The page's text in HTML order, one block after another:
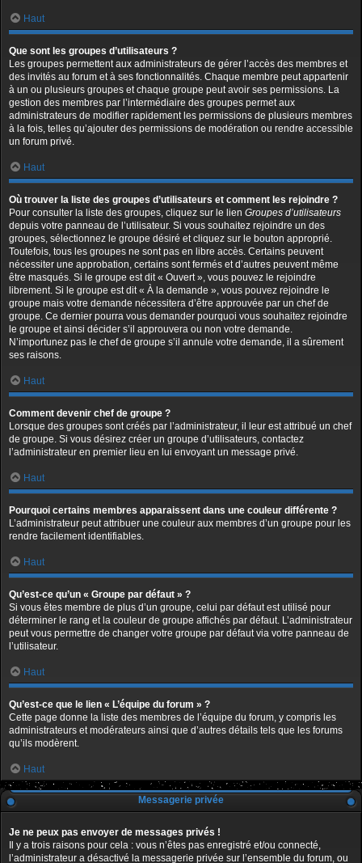
Haut
Que sont les groupes d’utilisateurs ?
Les groupes permettent aux administrateurs de gérer l’accès des membres et
des invités au forum et à ses fonctionnalités. Chaque membre peut appartenir
à un ou plusieurs groupes et chaque groupe peut avoir ses permissions. La
gestion des membres par l’intermédiaire des groupes permet aux
administrateurs de modifier rapidement les permissions de plusieurs membres
à la fois, telles qu’ajouter des permissions de modération ou rendre accessible
un forum privé.
Haut
Où trouver la liste des groupes d’utilisateurs et comment les rejoindre ?
Pour consulter la liste des groupes, cliquez sur le lien Groupes d’utilisateurs
depuis votre panneau de l’utilisateur. Si vous souhaitez rejoindre un des
groupes, sélectionnez le groupe désiré et cliquez sur le bouton approprié.
Toutefois, tous les groupes ne sont pas en libre accès. Certains peuvent
nécessiter une approbation, certains sont fermés et d’autres peuvent même
être masqués. Si le groupe est dit « Ouvert », vous pouvez le rejoindre
librement. Si le groupe est dit « À la demande », vous pouvez rejoindre le
groupe mais votre demande nécessitera d’être approuvée par un chef de
groupe. Ce dernier pourra vous demander pourquoi vous souhaitez rejoindre
le groupe et ainsi décider s’il approuvera ou non votre demande.
N’importunez pas le chef de groupe s’il annule votre demande, il a sûrement
ses raisons.
Haut
Comment devenir chef de groupe ?
Lorsque des groupes sont créés par l’administrateur, il leur est attribué un chef
de groupe. Si vous désirez créer un groupe d’utilisateurs, contactez
l’administrateur en premier lieu en lui envoyant un message privé.
Haut
Pourquoi certains membres apparaissent dans une couleur différente ?
L’administrateur peut attribuer une couleur aux membres d’un groupe pour les
rendre facilement identifiables.
Haut
Qu’est-ce qu’un « Groupe par défaut » ?
Si vous êtes membre de plus d’un groupe, celui par défaut est utilisé pour
déterminer le rang et la couleur de groupe affichés par défaut. L’administrateur
peut vous permettre de changer votre groupe par défaut via votre panneau de
l’utilisateur.
Haut
Qu’est-ce que le lien « L’équipe du forum » ?
Cette page donne la liste des membres de l’équipe du forum, y compris les
administrateurs et modérateurs ainsi que d’autres détails tels que les forums
qu’ils modèrent.
Haut
Messagerie privée
Je ne peux pas envoyer de messages privés !
Il y a trois raisons pour cela : vous n’êtes pas enregistré et/ou connecté,
l’administrateur a désactivé la messagerie privée sur l’ensemble du forum, ou